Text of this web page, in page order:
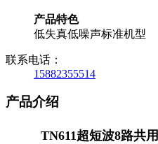
产品特色
低失真低噪声标准机型
联系电话：
15882355514
产品介绍
TN611超短波8路共